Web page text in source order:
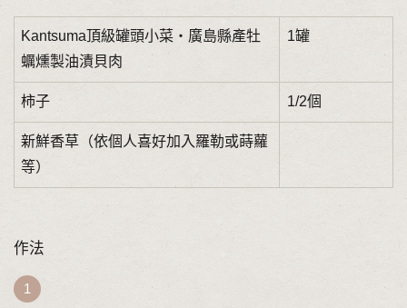
Kantsuma頂級罐頭小菜‧廣島縣產牡
蠣燻製油漬貝肉
1罐
柿子 1/2個
新鮮香草（依個人喜好加入羅勒或蒔蘿
等）
作法